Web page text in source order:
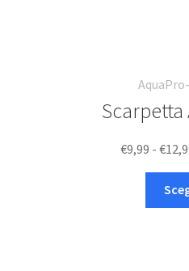
Scarpetta
€9,99 - €